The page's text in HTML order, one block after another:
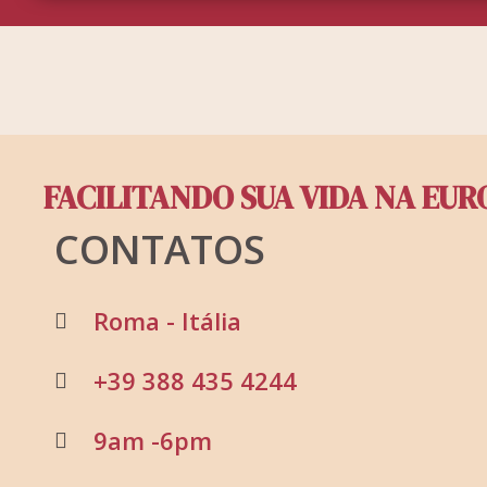
FACILITANDO SUA VIDA NA
CONTATOS
Roma - Itália
+39 388 435 4244
9am -6pm